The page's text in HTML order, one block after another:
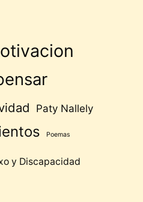
Paty Nallely
Poemas
y Discapacidad